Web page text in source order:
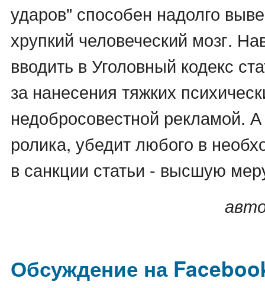
ударов" способен надолго
хрупкий человеческий мозг.
вводить в Уголовный кодекс
за нанесения тяжких
недобросовестной рекламой. А
ролика, убедит любого в
в санкции статьи - высшую
Обсуждение на